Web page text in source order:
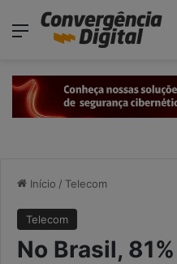
Menu
Início / Telecom
Telecom
No Brasil,